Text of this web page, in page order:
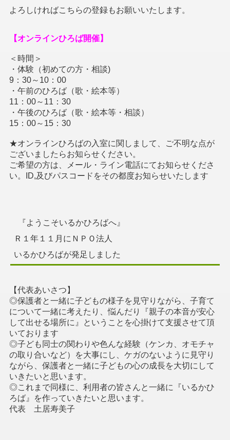
よろしければこちらの登録もお願いいたします。
【オンラインひろば開催】
＜時間＞
・体験（初めての方・相談)
9：30～10：00
・午前のひろば（歌・絵本等）
11：00～11：30
・午後のひろば（歌・絵本等・相談）
15：00～15 ：30
★オンラインひろばの入室に関しまして、ご不明な点が
ございましたらお知らせください。
ご希望の方は、メール・ライン電話にてお知らせくださ
い。ID,及びパスコードをその都度お知らせいたします
『ようこそいるかひろばへ』
Ｒ１年１１月にＮＰＯ法人
いるかひろばが発足しました
【代表あいさつ】
◎保護者と一緒に子どもの様子を見守りながら、子育て
について一緒に考えたり、悩んだり『親子の本音が安心
して出せる場所に』ということを心掛けて支援させて頂
いております
◎子ども同士の関わりや色んな経験（ケンカ、オモチャ
の取り合いなど）を大事にし、ケガのないように見守り
ながら、保護者と一緒に子どもの心の成長を大切にして
いきたいと思います。
◎これまで同様に、利用者の皆さんと一緒に『いるかひ
ろば』を作っていきたいと思います。
代表 土居寿美子